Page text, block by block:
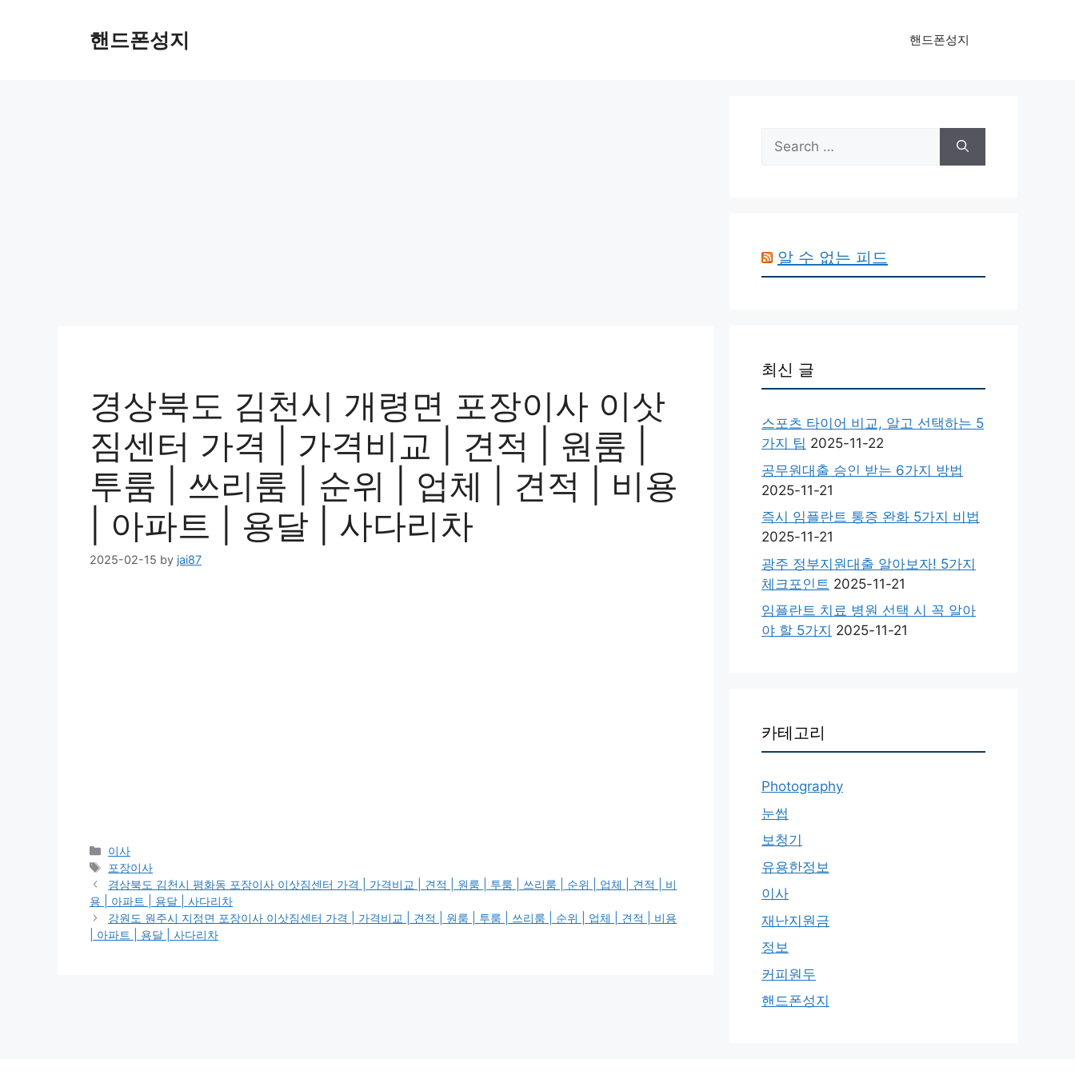
핸드폰성지 핸드폰성지
경상북도 김천시 개령면 포장이사 이삿
짐센터 가격 | 가격비교 | 견적 | 원룸 |
투룸 | 쓰리룸 | 순위 | 업체 | 견적 | 비용
| 아파트 | 용달 | 사다리차
2025-02-15 by jai87
Categories
이사
Tags
포장이사
경상북도 김천시 평화동 포장이사 이삿짐센터 가격 | 가격비교 | 견적 | 원룸 | 투룸 | 쓰리룸 | 순위 | 업체 | 견적 | 비
용 | 아파트 | 용달 | 사다리차
강원도 원주시 지정면 포장이사 이삿짐센터 가격 | 가격비교 | 견적 | 원룸 | 투룸 | 쓰리룸 | 순위 | 업체 | 견적 | 비용
| 아파트 | 용달 | 사다리차
Search
for:
알 수 없는 피드
최신 글
스포츠 타이어 비교, 알고 선택하는 5
가지 팁 2025-11-22
공무원대출 승인 받는 6가지 방법
2025-11-21
즉시 임플란트 통증 완화 5가지 비법
2025-11-21
광주 정부지원대출 알아보자! 5가지
체크포인트 2025-11-21
임플란트 치료 병원 선택 시 꼭 알아
야 할 5가지 2025-11-21
카테고리
Photography
눈썹
보청기
유용한정보
이사
재난지원금
정보
커피원두
핸드폰성지